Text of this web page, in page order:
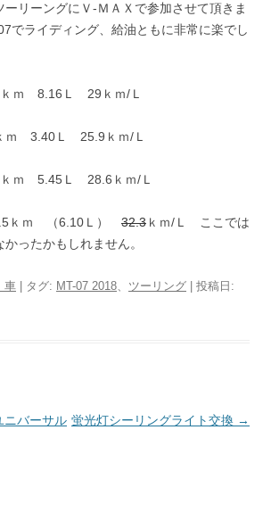
リーングにＶ-ＭＡＸで参加させて頂きま
でライディング、給油ともに非常に楽でし
ｍ 8.16Ｌ 29ｋｍ/Ｌ
3.40Ｌ 25.9ｋｍ/Ｌ
5.45Ｌ 28.6ｋｍ/Ｌ
ｋｍ （6.10Ｌ） 32.3 ｋｍ/Ｌ ここでは
ったかもしれません。
車 | タグ: MT-07 2018、 ツーリング | 投稿日:
ニバーサル 蛍光灯シーリングライト交換 →